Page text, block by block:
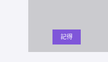
記得